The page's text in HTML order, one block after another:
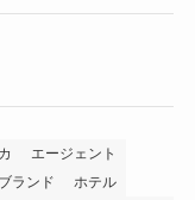
エージェント
ブランド
ホテル